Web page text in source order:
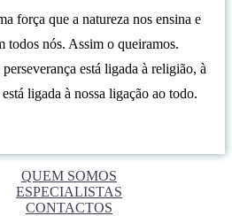
força que a natureza nos ensina e
todos nós. Assim o queiramos.
está ligada à religião, à
ligada à nossa ligação ao todo.
QUEM SOMOS
ESPECIALISTAS
CONTACTOS